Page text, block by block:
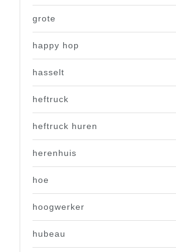
grote
happy hop
hasselt
heftruck
heftruck huren
herenhuis
hoe
hoogwerker
hubeau